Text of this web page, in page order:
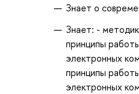
Знает о
Знает: -
принципы
электронных
принципы
электронных